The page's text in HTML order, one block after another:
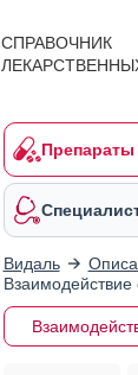
СПРАВОЧНИК
Препараты
Видаль